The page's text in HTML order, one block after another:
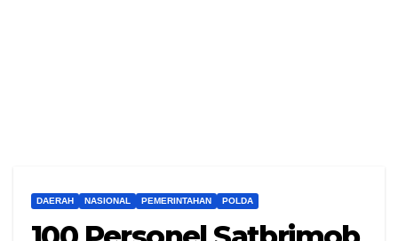
DAERAH NASIONAL PEMERINTAHAN POLDA